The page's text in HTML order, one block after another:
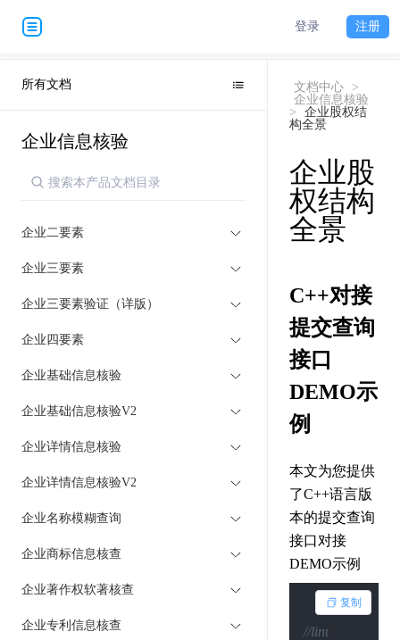
登录 注册
所有文档
企业信息核验
企业二要素
企业三要素
企业三要素验证（详版）
企业四要素
企业基础信息核验
企业基础信息核验V2
企业详情信息核验
企业详情信息核验V2
企业名称模糊查询
企业商标信息核查
企业著作权软著核查
企业专利信息核查
文档中心
>
企业信息核验
>
企业股权结
构全景
企业股
权结构
全景
C++对接
提交查询
接口
DEMO示
例
本文为您提供
了C++语言版
本的提交查询
接口对接
DEMO示例
//linux下的编译
复制